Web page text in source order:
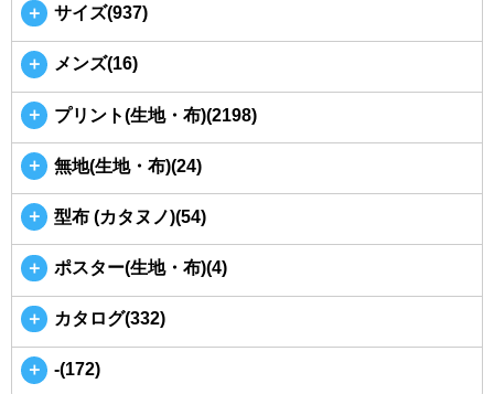
＋ サイズ(937)
＋ メンズ(16)
＋ プリント(生地・布)(2198)
＋ 無地(生地・布)(24)
＋ 型布 (カタヌノ)(54)
＋ ポスター(生地・布)(4)
＋ カタログ(332)
＋ -(172)